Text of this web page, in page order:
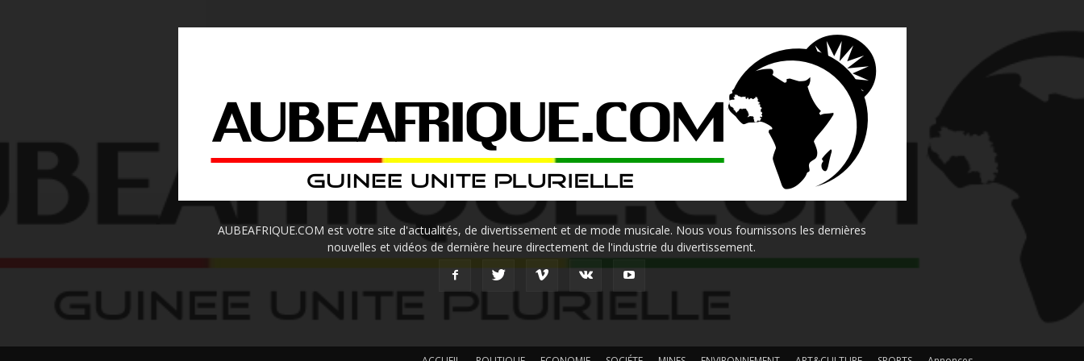
AUBEAFRIQUE.COM est votre site d'actualités, de divertissement et de mode musicale. Nous vous fournissons les dernières
nouvelles et vidéos de dernière heure directement de l'industrie du divertissement.